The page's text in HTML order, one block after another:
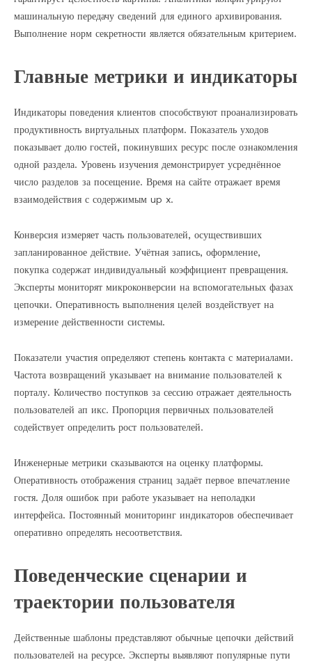
машинальную передачу сведений для единого архивирования.
Выполнение норм секретности является обязательным критерием.
Главные метрики и индикаторы
Индикаторы поведения клиентов способствуют проанализировать
продуктивность виртуальных платформ. Показатель уходов
показывает долю гостей, покинувших ресурс после ознакомления
одной раздела. Уровень изучения демонстрирует усреднённое
число разделов за посещение. Время на сайте отражает время
взаимодействия с содержимым up x.
Конверсия измеряет часть пользователей, осуществивших
запланированное действие. Учётная запись, оформление,
покупка содержат индивидуальный коэффициент превращения.
Эксперты мониторят микроконверсии на вспомогательных фазах
цепочки. Оперативность выполнения целей воздействует на
измерение действенности системы.
Показатели участия определяют степень контакта с материалами.
Частота возвращений указывает на внимание пользователей к
порталу. Количество поступков за сессию отражает деятельность
пользователей ап икс. Пропорция первичных пользователей
содействует определить рост пользователей.
Инженерные метрики сказываются на оценку платформы.
Оперативность отображения страниц задаёт первое впечатление
гостя. Доля ошибок при работе указывает на неполадки
интерфейса. Постоянный мониторинг индикаторов обеспечивает
оперативно определять несоответствия.
Поведенческие сценарии и
траектории пользователя
Действенные шаблоны представляют обычные цепочки действий
пользователей на ресурсе. Эксперты выявляют популярные пути